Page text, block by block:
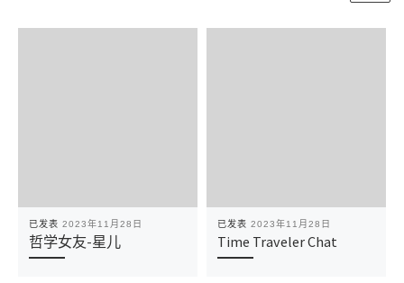
已发表 2023年11月28日
哲学女友-星儿
已发表 2023年11月28日
Time Traveler Chat